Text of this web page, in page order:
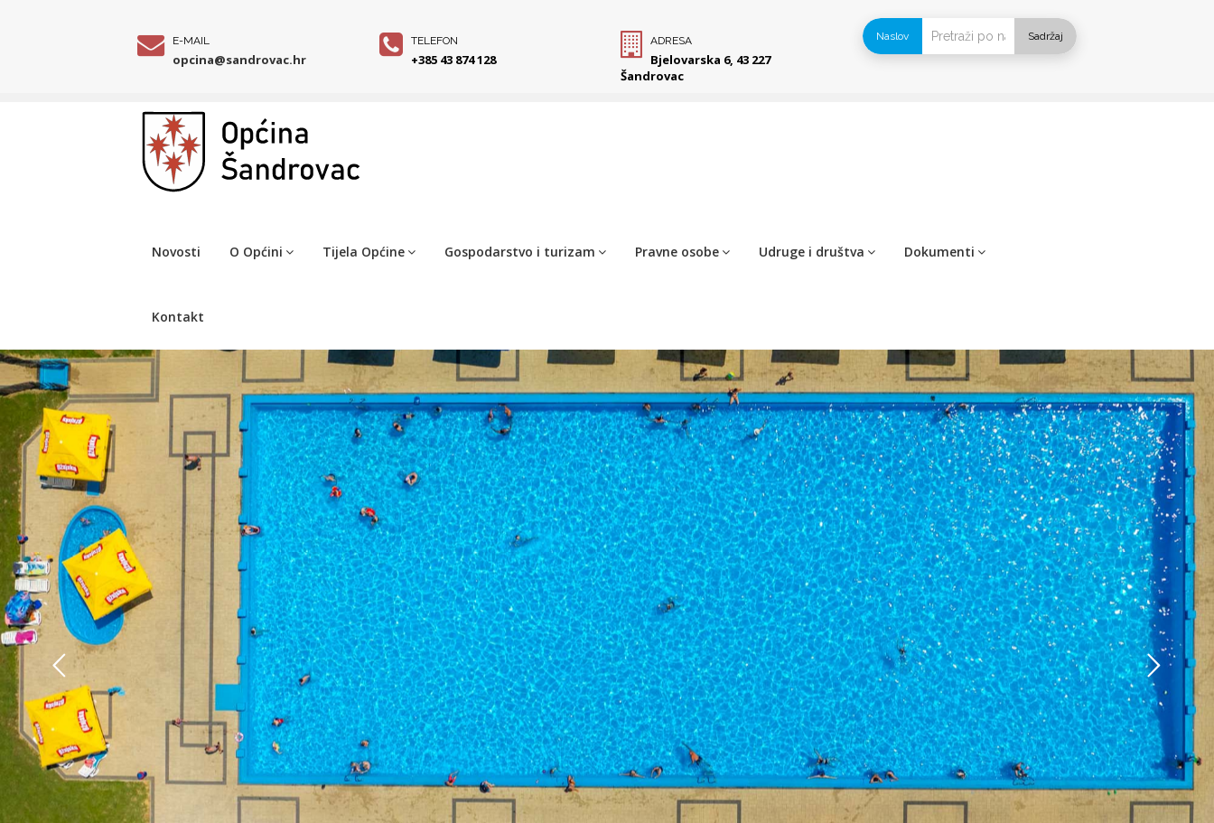
E-MAIL
opcina@sandrovac.hr
TELEFON
+385 43 874 128
ADRESA
Bjelovarska 6, 43 227
Šandrovac
Naslov Sadržaj
Novosti O Općini Tijela Općine Gospodarstvo i turizam Pravne osobe Udruge i društva Dokumenti
Kontakt